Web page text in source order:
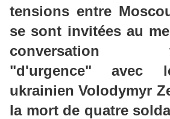
tensions entre
se sont invitées au
conversation
"d'urgence" avec
ukrainienVolodymyr
la mort de quatre